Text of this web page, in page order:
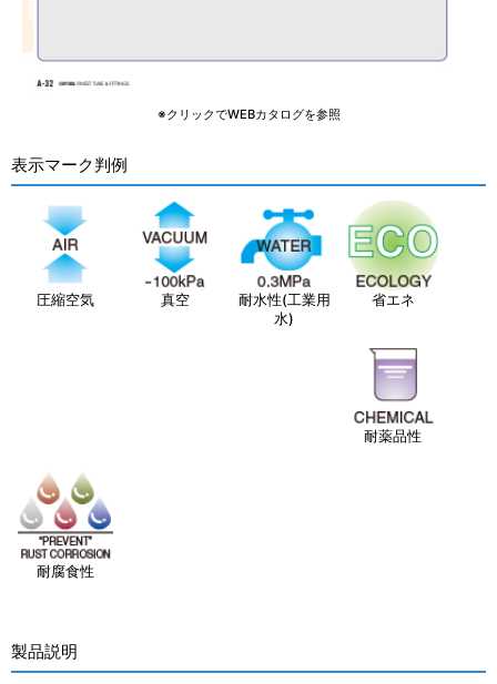
※クリックでWEBカタログを参照
表示マーク判例
圧縮空気 真空
耐水性(工業用
水)
省エネ
耐薬品性
耐腐食性
製品説明